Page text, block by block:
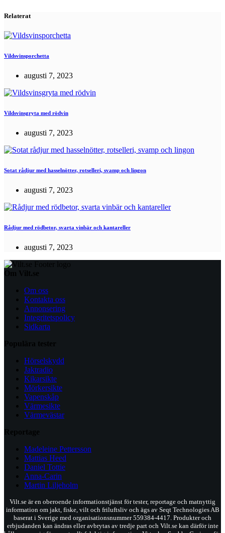
Relaterat
Vildsvinsporchetta
augusti 7, 2023
Vildsvinsgryta med rödvin
augusti 7, 2023
Sotat rådjur med hasselnötter, rotselleri, svamp och lingon
augusti 7, 2023
Rådjur med rödbetor, svarta vinbär och kantareller
augusti 7, 2023
Om Vilt.se
Om oss
Kontakta oss
Annonsering
Integritetspolicy
Sidkarta
Populära tester
Hörselskydd
Jaktradio
Kikarsikte
Mörkersikte
Vapenskåp
Värmesikte
Värmevästar
Reportage
Madeleine Pettersson
Mattias Heed
Daniel Tottie
Anna-Carin
Martin Liljeholm
Vilt.se är en oberoende informationstjänst för tester, reportage och matnyttig
information om jakt, fiske, vilt och friluftsliv och ägs av Seqt Technologies AB
baserat i Sverige med organisationsnummer 559384-4417. Produkter och
erbjudanden kan ändras eller avbrytas av tredje part och Vilt.se kan därför inte